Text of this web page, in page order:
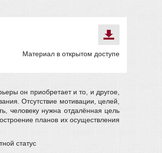
Материал в открытом доступе
он приобретает и то, и другое,
Отсутствие мотивации, целей,
человеку нужна отдалённая цель
планов их осуществления
статус